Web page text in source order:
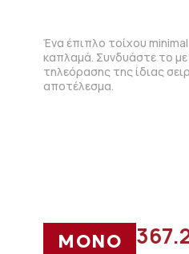
Ένα έπιπλο τοίχου
καπλαμά. Συνδυάστε το
τηλεόρασης της ίδιας
αποτέλεσμα.
ΜΟΝΟ